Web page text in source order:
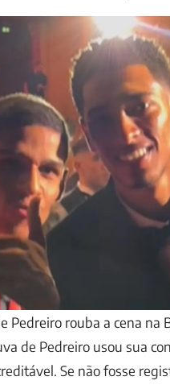
Pedreiro rouba a cena na
de Pedreiro usou sua
Se não fosse